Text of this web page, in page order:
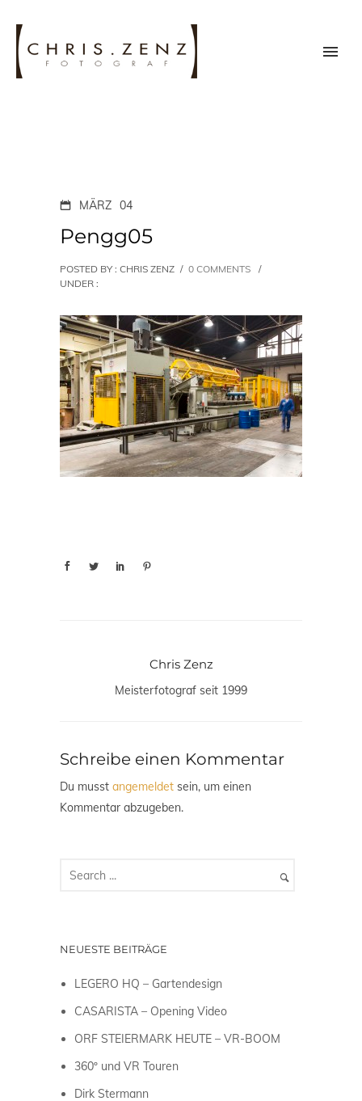
MÄRZ 04
Pengg05
POSTED BY : CHRIS ZENZ / 0 COMMENTS
/
UNDER :
Chris Zenz
Meisterfotograf seit 1999
Schreibe einen Kommentar
Du musst angemeldet sein, um einen
Kommentar abzugeben.
NEUESTE BEITRÄGE
LEGERO HQ – Gartendesign
CASARISTA – Opening Video
ORF STEIERMARK HEUTE – VR-BOOM
360º und VR Touren
Dirk Stermann